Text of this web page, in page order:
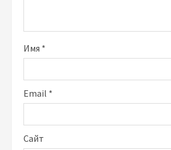
Имя *
Email *
Сайт